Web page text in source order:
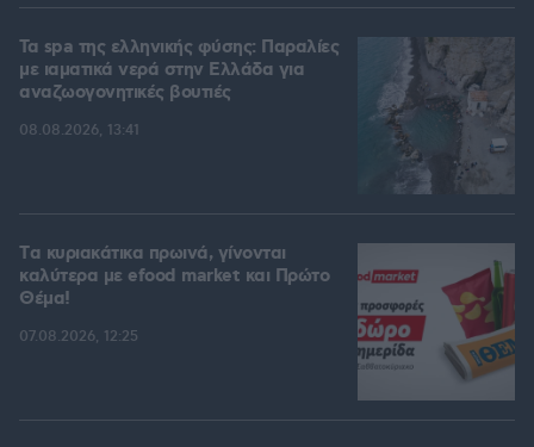
Τα spa της ελληνικής φύσης: Παραλίες
με ιαματικά νερά στην Ελλάδα για
αναζωογονητικές βουτιές
08.08.2026, 13:41
Tα κυριακάτικα πρωινά, γίνονται
καλύτερα με efood market και Πρώτο
Θέμα!
07.08.2026, 12:25